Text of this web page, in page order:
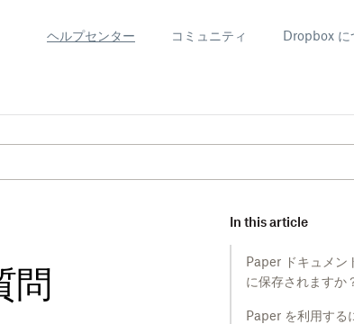
ヘルプセンター コミュニティ Dropbox に
問
In this article
Paper ドキュメン
に保存されますか
Paper を利用する